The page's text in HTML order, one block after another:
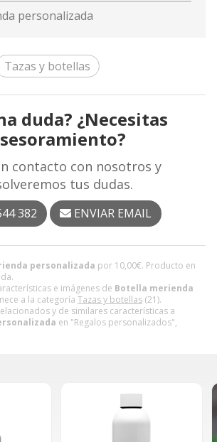
personalizada por 10,00€. Producto en
e imágenes de Botella merienda
a la categoría Tazas y botellas (21).
y de similares características a
en "Regalos personalizados",
personalizada
Tazas y botellas
duda? ¿Necesitas
contacto con nosotros y
tus dudas.
382 ENVIAR EMAIL